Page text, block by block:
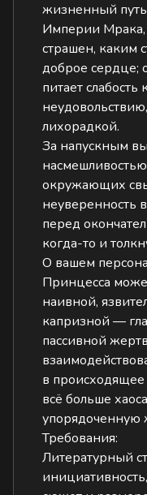
жизненный
Империи Мрака,
страшен, каким
доброе сердце;
питает
лихорадкой.
За напускным
окружающих
неуверенность
перед
когда-то и
О вашем
Принцесса
наивной,
капризной —
пассивной
в происходящее
всё больше
упорядоченную
Требования:
Литературный